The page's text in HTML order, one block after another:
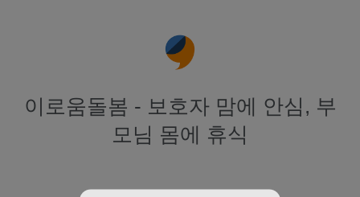
이로움돌봄 - 보호자 맘에 안심, 부
모님 몸에 휴식